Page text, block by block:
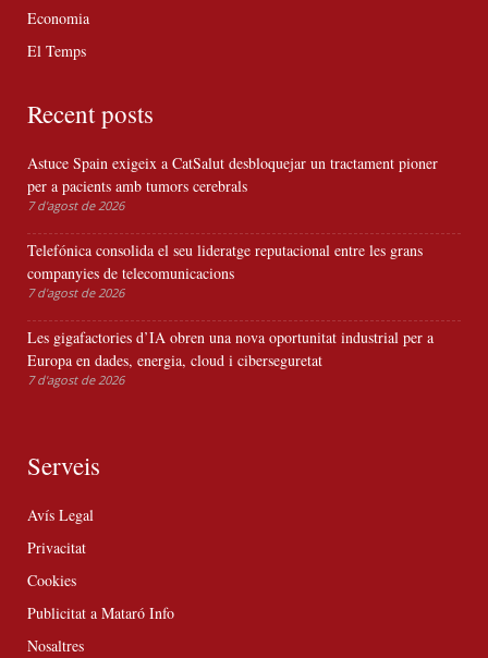
Economia
El Temps
Recent posts
Astuce Spain exigeix a CatSalut desbloquejar un tractament pioner
per a pacients amb tumors cerebrals
7 d'agost de 2026
Telefónica consolida el seu lideratge reputacional entre les grans
companyies de telecomunicacions
7 d'agost de 2026
Les gigafactories d’IA obren una nova oportunitat industrial per a
Europa en dades, energia, cloud i ciberseguretat
7 d'agost de 2026
Serveis
Avís Legal
Privacitat
Cookies
Publicitat a Mataró Info
Nosaltres